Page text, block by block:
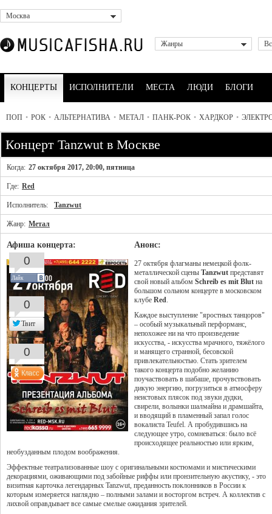
Москва
Жанры
КОНЦЕРТЫ ИСПОЛНИТЕЛИ МЕСТА ЛЮДИ БЛОГИ
ПОП • РОК • АЛЬТЕРНАТИВА • МЕТАЛ • ПАНК-РОК • ХАРДКОР •
Концерт Tanzwut в Москве
Когда: 27 октября 2017, 20:00, пятница
Где: Red
Исполнитель: Tanzwut
Жанр: Метал
Афиша концерта: Анонс:
27 октября флагманы немецкой фолк-
металлической сцены Tanzwut представят
свой новый альбом Schreib es mit Blut на
большом сольном концерте в московском
клубе Red.
Каждое выступление "яростных танцоров"
– особый музыкальный перформанс,
непохожее ни на что произведение
искусства, - искусства мрачного, тяжёлого
и манящего странной, бесовской
привлекательностью. Стать зрителем
такого концерта подобно желанию
поучаствовать в шабаше, прочувствовать
дикую энергию, погрузиться в атмосферу
неистовых плясок под звуки дудки,
свирели, волынки шалмайна и драмшайта,
и вводящий в пламенный запал голос
вокалиста Teufel. А пробудившись на
следующее утро, сомневаться: было всё
происходящее реальностью или ярким,
необузданным плодом воображения.
Эффектные театрализованные шоу с оригинальными костюмами и мистическими
декорациями, оживающими под забойные риффы или пронзительную акустику, - это
визитная карточка легендарных Tanzwut, преданность поклонников в России к
которым измеряется наглядно – полными залами и восторгом встреч. А коллектив с
лихвой оправдывает все самые смелые ожидания зрителей.
0
Лайк
0
Твит
0